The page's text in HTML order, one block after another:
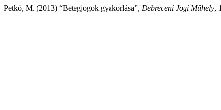
Petkó, M. (2013) “Betegjogok gyakorlása”, Debreceni Jogi Műhely,